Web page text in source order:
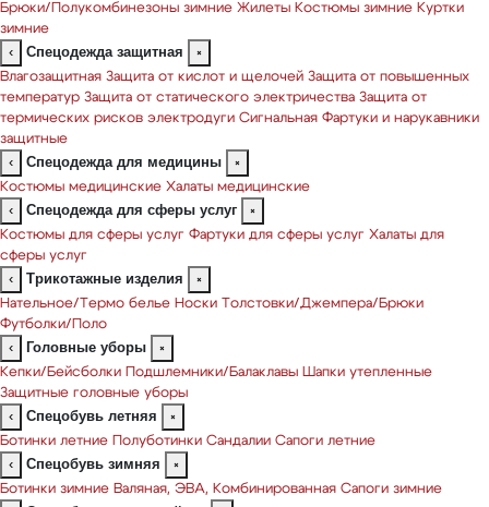
Брюки/Полукомбинезоны зимние Жилеты Костюмы зимние Куртки
зимние
‹
Спецодежда защитная
×
Влагозащитная Защита от кислот и щелочей Защита от повышенных
температур Защита от статического электричества Защита от
термических рисков электродуги Сигнальная Фартуки и нарукавники
защитные
‹
Спецодежда для медицины
×
Костюмы медицинские Халаты медицинские
‹
Спецодежда для сферы услуг
×
Костюмы для сферы услуг Фартуки для сферы услуг Халаты для
сферы услуг
‹
Трикотажные изделия
×
Нательное/Термо белье Носки
Толстовки/Джемпера/Брюки
Футболки/Поло
‹
Головные уборы
×
Кепки/Бейсболки
Подшлемники/Балаклавы Шапки утепленные
Защитные головные уборы
‹
Спецобувь летняя
×
Ботинки летние
Полуботинки Сандалии Сапоги летние
‹
Спецобувь зимняя
×
Ботинки зимние Валяная, ЭВА, Комбинированная Сапоги зимние